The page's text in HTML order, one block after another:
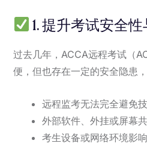
1. 提升考试安全
过去几年，ACCA远程考试（
便，但也存在一定的安全隐患，
远程监考无法完全避免
外部软件、外挂或屏幕
考生设备或网络环境影响